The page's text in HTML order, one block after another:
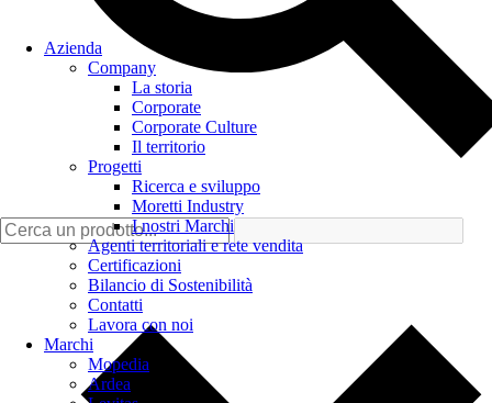
Azienda
Company
La storia
Corporate
Corporate Culture
Il territorio
Progetti
Ricerca e sviluppo
Moretti Industry
I nostri Marchi
Agenti territoriali e rete vendita
Certificazioni
Bilancio di Sostenibilità
Contatti
Lavora con noi
Marchi
Mopedia
Ardea